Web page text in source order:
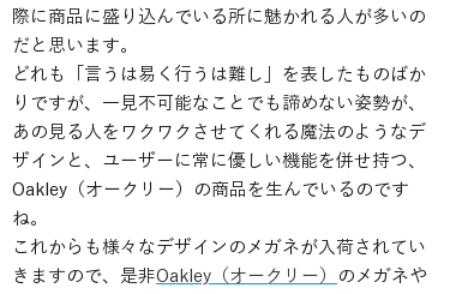
際に商品に盛り込んでいる所に魅かれる人が多いの
だと思います。
どれも「言うは易く行うは難し」を表したものばか
りですが、一見不可能なことでも諦めない姿勢が、
あの見る人をワクワクさせてくれる魔法のようなデ
ザインと、ユーザーに常に優しい機能を併せ持つ、
Oakley（オークリー）の商品を生んでいるのです
ね。
これからも様々なデザインのメガネが入荷されてい
きますので、是非Oakley（オークリー）
のメガネや